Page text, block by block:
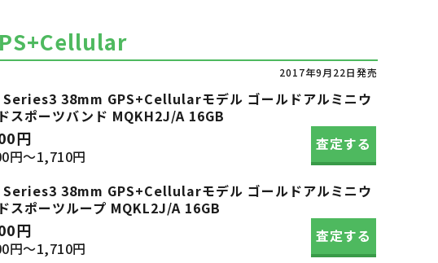
2017年9月22日発売
38mm GPS+Cellularモデル ゴールドアルミニウ
スポーツバンド MQKH2J/A 16GB
円
円～1,710円
査定する
38mm GPS+Cellularモデル ゴールドアルミニウ
スポーツループ MQKL2J/A 16GB
円
円～1,710円
査定する